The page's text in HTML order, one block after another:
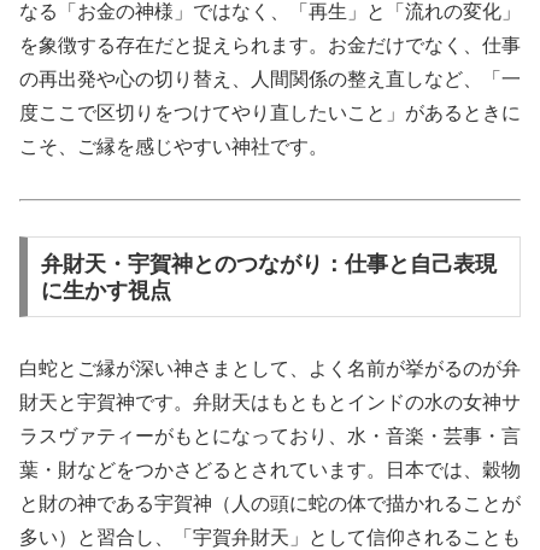
なる「お金の神様」ではなく、「再生」と「流れの変化」
を象徴する存在だと捉えられます。お金だけでなく、仕事
の再出発や心の切り替え、人間関係の整え直しなど、「一
度ここで区切りをつけてやり直したいこと」があるときに
こそ、ご縁を感じやすい神社です。
弁財天・宇賀神とのつながり：仕事と自己表現
に生かす視点
白蛇とご縁が深い神さまとして、よく名前が挙がるのが弁
財天と宇賀神です。弁財天はもともとインドの水の女神サ
ラスヴァティーがもとになっており、水・音楽・芸事・言
葉・財などをつかさどるとされています。日本では、穀物
と財の神である宇賀神（人の頭に蛇の体で描かれることが
多い）と習合し、「宇賀弁財天」として信仰されることも